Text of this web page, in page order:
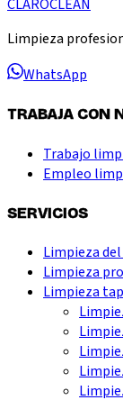
CLAROCLEAN
Limpieza
WhatsApp
TRABAJA CON
Trabajo
Empleo
SERVICIOS
Limpieza
Limpieza
Limpieza